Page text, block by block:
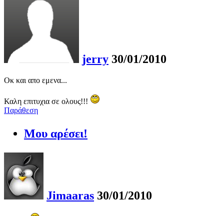
jerry 30/01/2010
Οκ και απο εμενα...
Καλη επιτυχια σε ολους!!!
Παράθεση
Μου αρέσει!
Jimaaras 30/01/2010